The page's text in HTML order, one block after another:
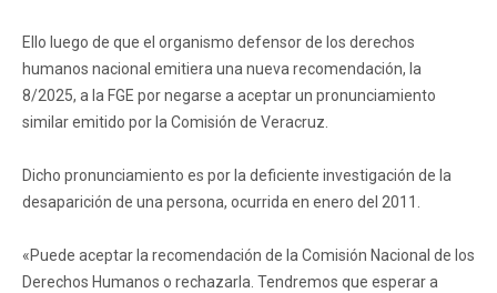
Ello luego de que el organismo defensor de los derechos
humanos nacional emitiera una nueva recomendación, la
8/2025, a la FGE por negarse a aceptar un pronunciamiento
similar emitido por la Comisión de Veracruz.
Dicho pronunciamiento es por la deficiente investigación de la
desaparición de una persona, ocurrida en enero del 2011.
«Puede aceptar la recomendación de la Comisión Nacional de los
Derechos Humanos o rechazarla. Tendremos que esperar a